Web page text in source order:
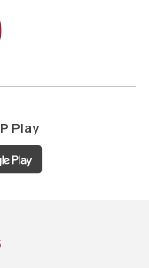
ao ao
Aceder
Play